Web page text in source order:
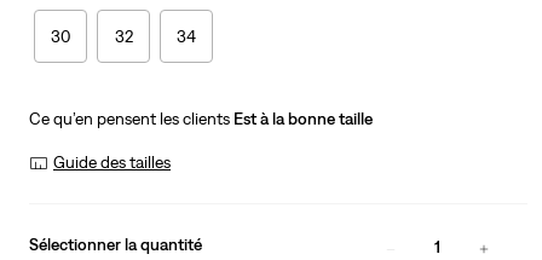
30 32 34
Ce qu’en pensent les clients Est à la bonne taille
Guide des tailles
Sélectionner la quantité 1